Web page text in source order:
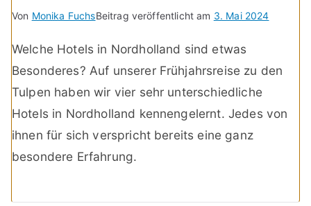
Von Monika FuchsBeitrag veröffentlicht am 3. Mai 2024
Welche Hotels in Nordholland sind etwas
Besonderes? Auf unserer Frühjahrsreise zu den
Tulpen haben wir vier sehr unterschiedliche
Hotels in Nordholland kennengelernt. Jedes von
ihnen für sich verspricht bereits eine ganz
besondere Erfahrung.